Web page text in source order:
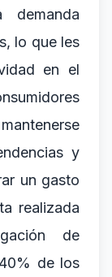
lo que les
en el
y
un gasto
realizada
de
de los